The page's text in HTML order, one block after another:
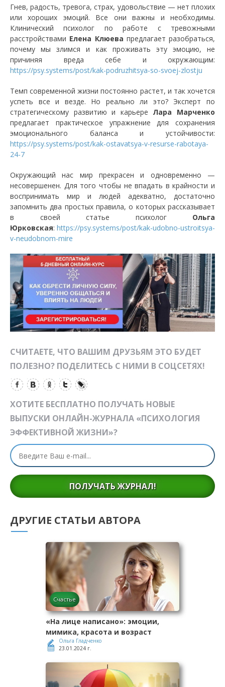
Гнев, радость, тревога, страх, удовольствие — нет плохих
или хороших эмоций. Все они важны и необходимы.
Клинический психолог по работе с тревожными
расстройствами Елена Клюева предлагает разобраться,
почему мы злимся и как проживать эту эмоцию, не
причиняя вреда себе и окружающим:
https://psy.systems/post/kak-podruzhitsya-so-svoej-zlostju
Темп современной жизни постоянно растет, и так хочется
успеть все и везде. Но реально ли это? Эксперт по
стратегическому развитию и карьере Лара Марченко
предлагает практическое упражнение для сохранения
эмоционального баланса и устойчивости:
https://psy.systems/post/kak-ostavatsya-v-resurse-rabotaya-
24-7
Окружающий нас мир прекрасен и одновременно —
несовершенен. Для того чтобы не впадать в крайности и
воспринимать мир и людей адекватно, достаточно
запомнить два простых правила, о которых рассказывает
в своей статье психолог Ольга
Юрковская: https://psy.systems/post/kak-udobno-ustroitsya-
v-neudobnom-mire
СЧИТАЕТЕ, ЧТО ВАШИМ ДРУЗЬЯМ ЭТО БУДЕТ
ПОЛЕЗНО? ПОДЕЛИТЕСЬ С НИМИ В СОЦСЕТЯХ!
ХОТИТЕ БЕСПЛАТНО ПОЛУЧАТЬ НОВЫЕ
ВЫПУСКИ ОНЛАЙН-ЖУРНАЛА «ПСИХОЛОГИЯ
ЭФФЕКТИВНОЙ ЖИЗНИ»?
ПОЛУЧАТЬ ЖУРНАЛ!
ДРУГИЕ СТАТЬИ АВТОРА
Счастье
«На лице написано»: эмоции,
мимика, красота и возраст
Ольга Гладченко
23.01.2024 г.